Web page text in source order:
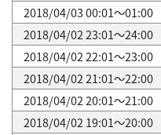
2018/04/03 00:01～01:00
2018/04/02 23:01～24:00
2018/04/02 22:01～23:00
2018/04/02 21:01～22:00
2018/04/02 20:01～21:00
2018/04/02 19:01～20:00